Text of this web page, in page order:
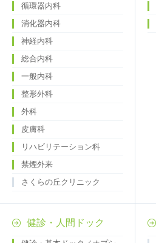
循環器内科
消化器内科
神経内科
総合内科
一般内科
整形外科
外科
皮膚科
リハビリテーション科
禁煙外来
さくらの丘クリニック
健診・人間ドック